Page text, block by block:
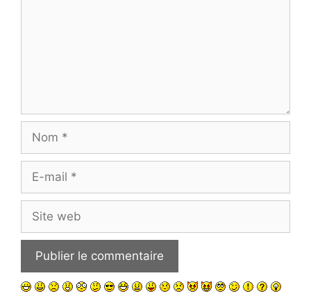
Nom
Site
web